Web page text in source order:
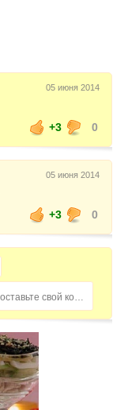
05 июня 2014
+3
0
05 июня 2014
+3
0
Домохозяйка, пожалуйста, оставьте свой комментарий...